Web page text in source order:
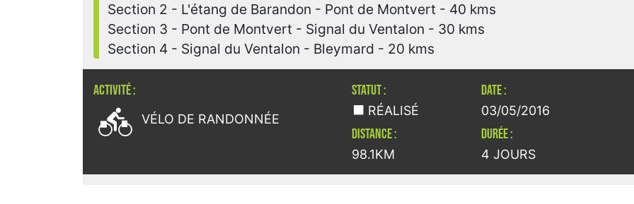
Section 2 - L'étang de Barandon - Pont de Montvert - 40 kms
Section 3 - Pont de Montvert - Signal du Ventalon - 30 kms
Section 4 - Signal du Ventalon - Bleymard - 20 kms
ACTIVITÉ :
 VÉLO DE RANDONNÉE
STATUT :
RÉALISÉ
DISTANCE :
98.1KM
DATE :
03/05/2016
DURÉE :
4 JOURS